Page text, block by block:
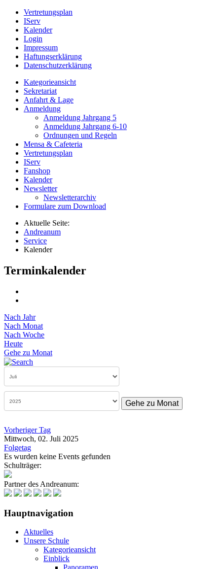
Vertretungsplan
IServ
Kalender
Login
Impressum
Haftungserklärung
Datenschutzerklärung
Kategorieansicht
Sekretariat
Anfahrt & Lage
Anmeldung
Anmeldung Jahrgang 5
Anmeldung Jahrgang 6-10
Ordnungen und Regeln
Mensa & Cafeteria
Vertretungsplan
IServ
Fanshop
Kalender
Newsletter
Newsletterarchiv
Formulare zum Download
Aktuelle Seite:
Andreanum
Service
Kalender
Terminkalender
Nach Jahr
Nach Monat
Nach Woche
Heute
Gehe zu Monat
Gehe zu Monat
Vorheriger Tag
Mittwoch, 02. Juli 2025
Folgetag
Es wurden keine Events gefunden
Schulträger:
Partner des Andreanum:
Hauptnavigation
Aktuelles
Unsere Schule
Kategorieansicht
Einblick